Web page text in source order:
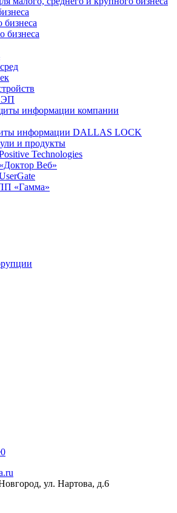
бизнеса
бизнеса
ЭП
информации компании
информации DALLAS LOCK
и продукты
Technologies
Веб»
«Гамма»
0
ул. Нартова, д.6